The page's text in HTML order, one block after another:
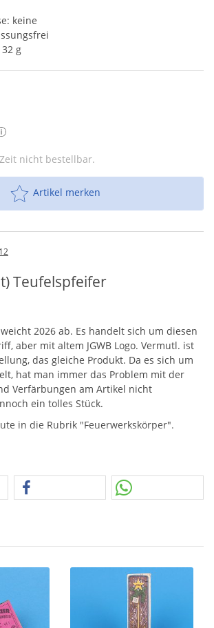
keine
g
nicht bestellbar.
Artikel merken
Teufelspfeifer
2026 ab. Es handelt sich um diesen
aber mit altem JGWB Logo. Vermutl. ist
das gleiche Produkt. Da es sich um
hat man immer das Problem mit der
Verfärbungen am Artikel nicht
ein tolles Stück.
in die Rubrik "Feuerwerkskörper".
HANDHEULER
, Handpfeifer, hergestellt von
vorhanden!